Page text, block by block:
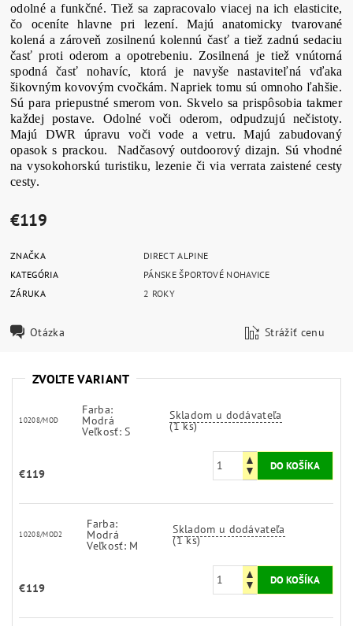
odolné a funkčné. Tiež sa zapracovalo viacej na ich elasticite,
čo oceníte hlavne pri lezení. Majú anatomicky tvarované
kolená a zároveň zosilnenú kolennú časť a tiež zadnú sedaciu
časť proti oderom a opotrebeniu. Zosilnená je tiež vnútorná
spodná časť nohavíc, ktorá je navyše nastaviteľná vďaka
šikovným kovovým cvočkám. Napriek tomu sú omnoho ľahšie.
Sú para priepustné smerom von. Skvelo sa prispôsobia takmer
každej postave. Odolné voči oderom, odpudzujú nečistoty.
Majú DWR úpravu voči vode a vetru. Majú zabudovaný
opasok s prackou. Nadčasový outdoorový dizajn. Sú vhodné
na vysokohorskú turistiku, lezenie či via verrata zaistené cesty
cesty.
€119
ZNAČKA
DIRECT ALPINE
KATEGÓRIA
PÁNSKE ŠPORTOVÉ NOHAVICE
ZÁRUKA
2 ROKY
Otázka Strážiť cenu
ZVOĽTE VARIANT
10208/MOD
Farba:
Modrá
Veľkosť: S
Skladom u dodávateľa
(1 ks)
€119
10208/MOD2
Farba:
Modrá
Veľkosť: M
Skladom u dodávateľa
(1 ks)
€119